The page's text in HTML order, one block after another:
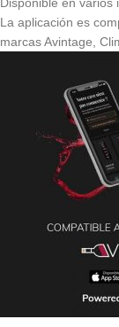
La aplicación es
marcas Avintage,